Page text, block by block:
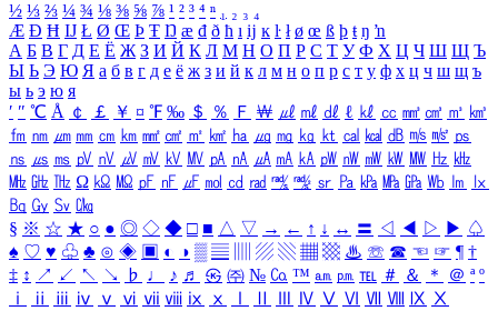
½ ⅓ ⅔ ¼ ¾ ⅛ ⅜ ⅝ ⅞ ¹ ² ³ ⁴ ⁿ ₁ ₂ ₃ ₄
Æ Ð Ħ Ĳ Ł Ø Œ Þ Ŧ Ŋ æ đ ð ħ ı ĳ ĸ ŀ ł ø œ ß þ ŧ ŋ ŉ
А Б В Г Д Е Ё Ж З И Й К Л М Н О П Р С Т У Ф Х Ц Ч Ш Щ Ъ
Ы Ь Э Ю Я а б в г д е ё ж з и й к л м н о п р с т у ф х ц ч ш щ ъ
ы ь э ю я
′ ″ ℃ Å ￠ ￡ ￥ ¤ ℉ ‰ ＄ ％ Ｆ ￦ ㎕ ㎖ ㎗ ℓ ㎘ ㏄ ㎣ ㎤ ㎥ ㎦
㎙ ㎚ ㎛ ㎜ ㎝ ㎞ ㎟ ㎠ ㎡ ㎢ ㏊ ㎍ ㎎ ㎏ ㏏ ㎈ ㎉ ㏈ ㎧ ㎨ ㎰
㎱ ㎲ ㎳ ㎴ ㎵ ㎶ ㎷ ㎸ ㎹ ㎀ ㎁ ㎂ ㎃ ㎄ ㎺ ㎻ ㎽ ㎾ ㎿ ㎐ ㎑
㎒ ㎓ ㎔ Ω ㏀ ㏁ ㎊ ㎋ ㎌ ㏖ ㏅ ㎭ ㎮ ㎯ ㏛ ㎩ ㎪ ㎫ ㎬ ㏝ ㏐
㏓
㏃ ㏉ ㏜ ㏆
§ ※ ☆ ★ ○ ● ◎ ◇ ◆ □ ■ △ ▽ → ← ↑ ↓ ↔ 〓 ◁ ◀ ▷ ▶ ♤
♠ ♡ ♥ ♧ ♣ ⊙ ◈ ▣ ◐ ◑ ▒ ▤ ▨ ▧ ▦ ▩ ♨ ☏ ☎ ☜ ☞ ¶ †
‡ ↕ ↗ ↙ ↖ ↘ ♭ ♩ ♪ ♬ ㉿ ㈜ № ㏇ ™ ㏂ ㏘ ℡ ＃ ＆ ＊ ＠ ª º
ⅰ
ⅱ ⅲ ⅳ ⅴ ⅵ ⅶ ⅷ ⅸ ⅹ Ⅳ Ⅴ Ⅵ Ⅶ Ⅷ Ⅸ Ⅹ